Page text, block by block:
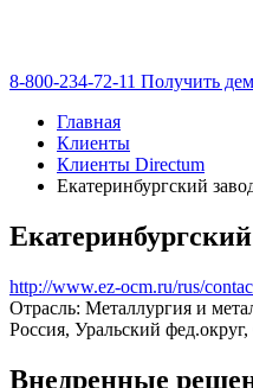
8-800-234-72-11 Получить
Главная
Клиенты
Клиенты Directum
Екатеринбургский
http://www.ez-ocm.ru/rus/
Отрасль: Металлургия и
Россия, Уральский
Внедренные